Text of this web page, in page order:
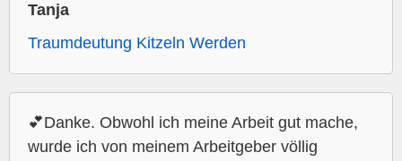
Tanja
Traumdeutung Kitzeln Werden
💕Danke. Obwohl ich meine Arbeit gut mache,
wurde ich von meinem Arbeitgeber völlig